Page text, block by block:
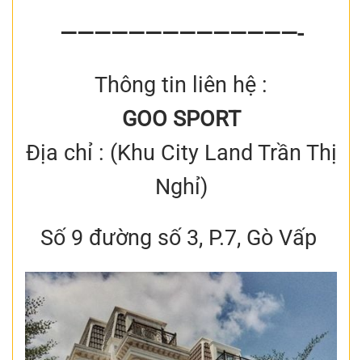
——————————————-
Thông tin liên hệ :
GOO SPORT
Địa chỉ : (Khu City Land Trần Thị
Nghỉ)
Số 9 đường số 3, P.7, Gò Vấp